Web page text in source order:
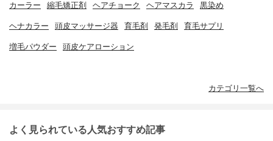
カーラー 縮毛矯正剤 ヘアチョーク ヘアマスカラ 黒染め
ヘナカラー 頭皮マッサージ器 育毛剤 発毛剤 育毛サプリ
増毛パウダー 頭皮ケアローション
カテゴリ一覧へ
よく見られている人気おすすめ記事